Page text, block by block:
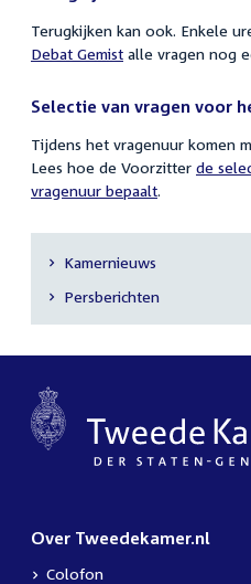
Terugkijken kan ook. Enkele
Debat Gemist alle vragen nog
Selectie van vragen voor
Tijdens het vragenuur komen
Lees hoe de Voorzitter de
vragenuur bepaalt.
Secundaire
navigatie
Kamernieuws
Persberichten
Over Tweedekamer.nl
Colofon